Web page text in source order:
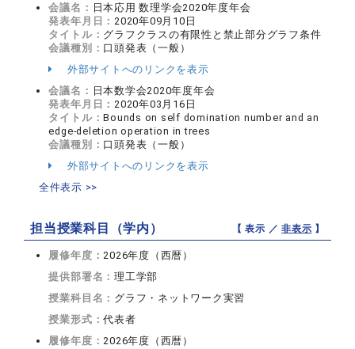
会議名： 日本応用 数理学会2020年度年会
発表年月日： 2020年09月10日
タイトル： グラフクラスの有限性と禁止部分グラフ条件
会議種別： 口頭発表（一般）
外部サイトへのリンクを表示
会議名： 日本数学会2020年度年会
発表年月日： 2020年03月16日
タイトル：Bounds on self domination number and an
edge-deletion operation in trees
会議種別： 口頭発表（一般）
外部サイトへのリンクを表示
全件表示 >>
担当授業科目（学内） 【 表示 ／非表示 】
履修年度： 2026年度（西暦）
提供部署名：理工学部
授業科目名： グラフ・ネットワーク実習
授業形式：代表者
履修年度： 2026年度（西暦）